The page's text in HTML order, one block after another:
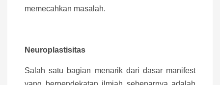
memecahkan masalah.
Neuroplastisitas
Salah satu bagian menarik dari dasar manifest